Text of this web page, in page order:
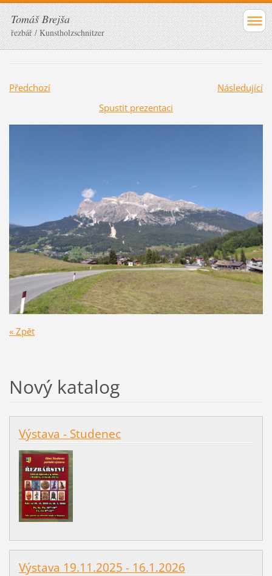
Tomáš Brejša
řezbář / Kunstholzschnitzer
Předchozí
Následující
Spustit prezentaci
« Zpět
Nový katalog
Výstava - Studenec
Výstava 19.11.2025 - 16.1.2026